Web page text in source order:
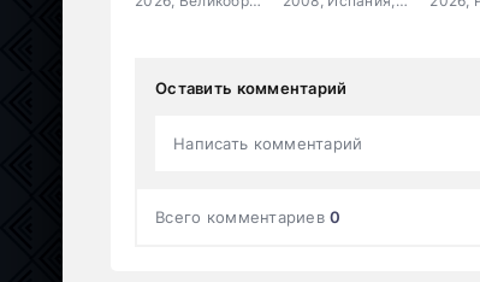
Оставить комментарий
Написать комментарий
Всего комментариев0